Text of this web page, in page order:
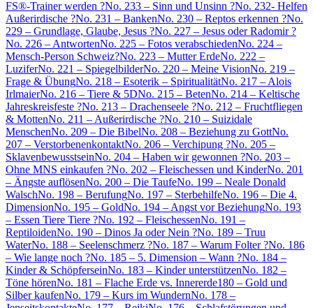
FS®-Trainer werden ?No. 233 – Sinn und Unsinn ?No. 232- Helfen
Außerirdische ?No. 231 – BankenNo. 230 – Reptos erkennen ?No.
229 – Grundlage, Glaube, Jesus ?No. 227 – Jesus oder Radomir ?
No. 226 – AntwortenNo. 225 – Fotos verabschiedenNo. 224 –
Mensch-Person Schweiz?No. 223 – Mutter ErdeNo. 222 –
LuziferNo. 221 – SpiegelbilderNo. 220 – Meine VisionNo. 219 –
Frage & ÜbungNo. 218 – Esoterik – SpiritualitätNo. 217 – Alois
IrlmaierNo. 216 – Tiere & 5DNo. 215 – BetenNo. 214 – Keltische
Jahreskreisfeste ?No. 213 – Drachenseele ?No. 212 – Fruchtfliegen
& MottenNo. 211 – Außerirdische ?No. 210 – Suizidale
MenschenNo. 209 – Die BibelNo. 208 – Beziehung zu GottNo.
207 – VerstorbenenkontaktNo. 206 – Verchipung ?No. 205 –
SklavenbewusstseinNo. 204 – Haben wir gewonnen ?No. 203 –
Ohne MNS einkaufen ?No. 202 – Fleischessen und KinderNo. 201
– Ängste auflösenNo. 200 – Die TaufeNo. 199 – Neale Donald
WalschNo. 198 – BerufungNo. 197 – SterbehilfeNo. 196 – Die 4.
DimensionNo. 195 – GoldNo. 194 – Angst vor BeziehungNo. 193
– Essen Tiere Tiere ?No. 192 – FleischessenNo. 191 –
ReptiloidenNo. 190 – Dinos Ja oder Nein ?No. 189 – Truu
WaterNo. 188 – Seelenschmerz ?No. 187 – Warum Folter ?No. 186
– Wie lange noch ?No. 185 – 5. Dimension – Wann ?No. 184 –
Kinder & SchöpferseinNo. 183 – Kinder unterstützenNo. 182 –
Töne hörenNo. 181 – Flache Erde vs. Innererde180 – Gold und
Silber kaufenNo. 179 – Kurs im WundernNo. 178 –